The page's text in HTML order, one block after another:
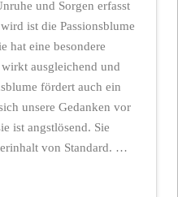
und Sorgen erfasst
ist die Passionsblume
hat eine besondere
ausgleichend und
fördert auch ein
unsere Gedanken vor
ist angstlösend. Sie
von Standard. …